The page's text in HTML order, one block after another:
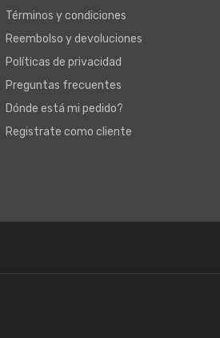
Términos y condiciones
Reembolso y devoluciones
Políticas de privacidad
Preguntas frecuentes
Dónde está mi pedido?
Registrate como cliente